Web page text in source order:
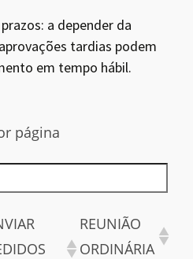
a depender da
tardias podem
em tempo hábil.
página
REUNIÃO
ORDINÁRIA